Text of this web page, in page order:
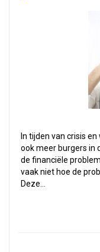
In tijden van crisis
ook meer burgers in
de financiële
vaak niet hoe de
Deze…